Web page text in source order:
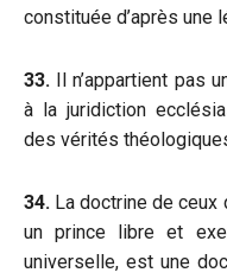
constituée d’après une
33. Il n’appartient pas
à la juridiction
des vérités
34. La doctrine de ceux
un prince libre et
universelle, est une